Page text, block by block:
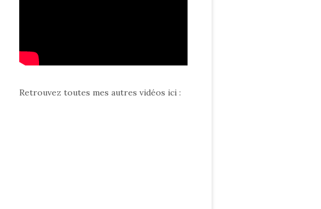
Retrouvez toutes mes autres vidéos ici :